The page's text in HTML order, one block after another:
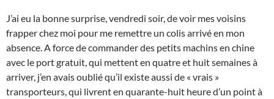
J’ai eu la bonne surprise, vendredi soir, de voir mes voisins
frapper chez moi pour me remettre un colis arrivé en mon
absence. A force de commander des petits machins en chine
avec le port gratuit, qui mettent en quatre et huit semaines à
arriver, j’en avais oublié qu’il existe aussi de « vrais »
transporteurs, qui livrent en quarante-huit heure d’un point à